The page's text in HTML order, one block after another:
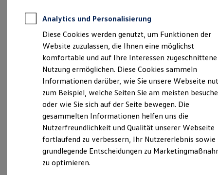
Für Privatkunden
Für Gewerbekunden
Profi Paket
TopDeal
Gebrauchtwagen
ProfiPartner für Gebrauchtwagen
Zertifizierte Gebrauchtwagen
Finanzierung
Für Privatkunden
Für Gewerbekunden
Leasing
Für Privatkunden
Für Gewerbekunden
Versicherungen & Garantien
Garantien
Kfz-Versicherung für Nutzfahrzeuge
Restschuldversicherung
Wartungsverträge
Verantwortlich für die Inhalte auf dieser Seite ist die Tölke - Fischer
GmbH - Co. KG (Impressum & Rechtliches)
Kempener Straße 90 - 92, 47839 Krefeld-Hüls
Montag-Donnerstag 07:30-18:00 Uhr
Freitag
07:30-17:00 Uhr
Analytics und Personalisierung
Diese Cookies werden genutzt, um Funktionen der
Website zuzulassen, die Ihnen eine möglichst
komfortable und auf Ihre Interessen zugeschnittene
Nutzung ermöglichen. Diese Cookies sammeln
Informationen darüber, wie Sie unsere Webseite
zum Beispiel, welche Seiten Sie am meisten
oder wie Sie sich auf der Seite bewegen. Die
gesammelten Informationen helfen uns die
Nutzerfreundlichkeit und Qualität unserer Webseite
fortlaufend zu verbessern, Ihr Nutzererlebnis sowie
grundlegende Entscheidungen zu
zu optimieren.